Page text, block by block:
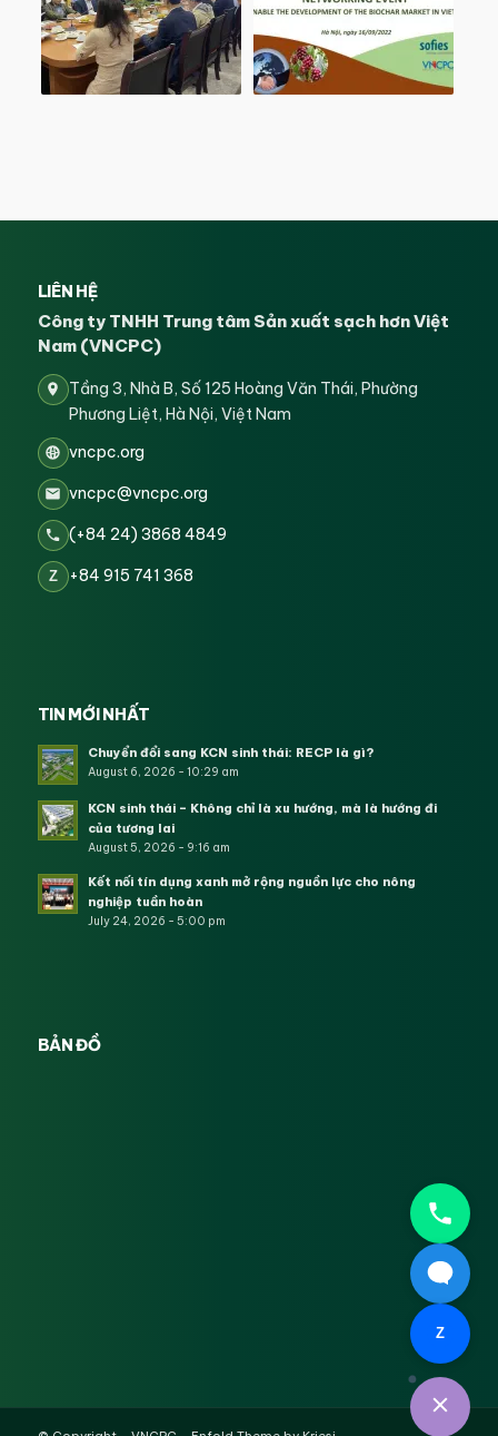
LIÊN HỆ
Công ty TNHH Trung tâm Sản xuất sạch hơn Việt
Nam (VNCPC)
Tầng 3, Nhà B, Số 125 Hoàng Văn Thái, Phường
Phương Liệt, Hà Nội, Việt Nam
vncpc.org
vncpc@vncpc.org
(+84 24) 3868 4849
Z +84 915 741 368
TIN MỚI NHẤT
Chuyển đổi sang KCN sinh thái: RECP là gì?
August 6, 2026 - 10:29 am
KCN sinh thái – Không chỉ là xu hướng, mà là hướng đi
của tương lai
August 5, 2026 - 9:16 am
Kết nối tín dụng xanh mở rộng nguồn lực cho nông
nghiệp tuần hoàn
July 24, 2026 - 5:00 pm
BẢN ĐỒ
Z